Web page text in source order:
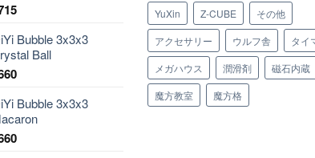
Bubble 3x3x3
Ball
Bubble 3x3x3
YuXin
Z-CUBE
その他
アクセサリー
ウルフ舎
タイ
メガハウス
潤滑剤
磁石内蔵
魔方教室
魔方格